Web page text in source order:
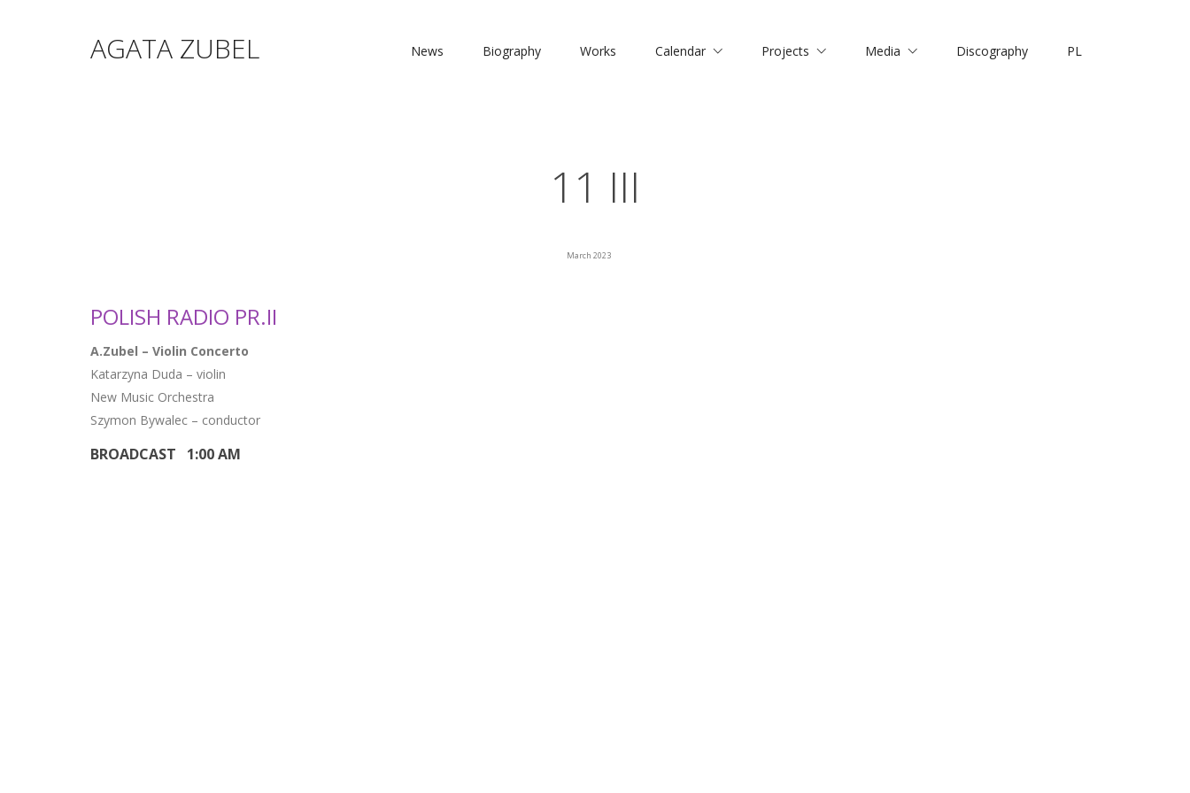
AGATA ZUBEL News Biography Works Calendar Projects Media Discography PL
11 III
March 2023
POLISH RADIO PR.II
A.Zubel – Violin Concerto
Katarzyna Duda – violin
New Music Orchestra
Szymon Bywalec – conductor
BROADCAST 1:00 AM